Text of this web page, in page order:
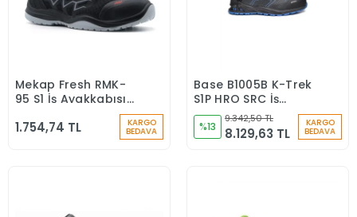
Sepete Ekle
Mekap Fresh RMK-
95 S1 İş Ayakkabısı
Aluminyum Burunlu
1.754,74 TL KARGO
BEDAVA
Sepete Ekle
Base B1005B K-Trek
S1P HRO SRC İş
Güvenliği Ayakkabısı
%13
9.342,50 TL
8.129,63 TL
KARGO
BEDAVA